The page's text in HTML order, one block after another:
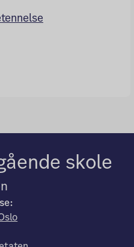
skole